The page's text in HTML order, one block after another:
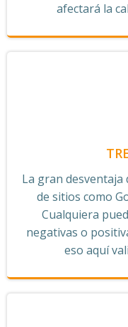
afectará la
La gran desventaja
de sitios como
Cualquiera
negativas o
eso aquí